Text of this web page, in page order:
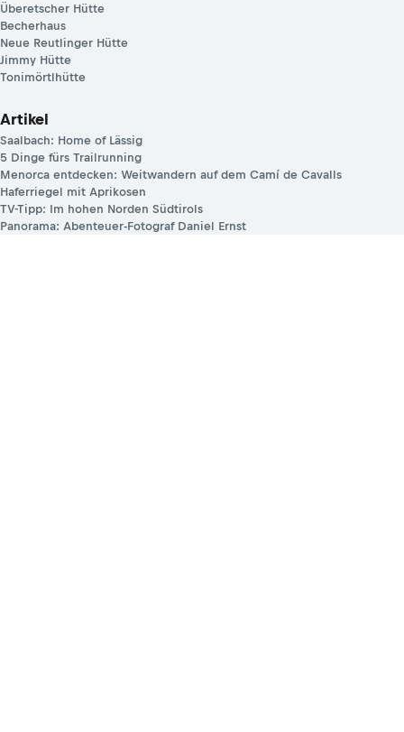
Überetscher Hütte
Becherhaus
Neue Reutlinger Hütte
Jimmy Hütte
Tonimörtlhütte
Artikel
Saalbach: Home of Lässig
5 Dinge fürs Trailrunning
Menorca entdecken: Weitwandern auf dem Camí de Cavalls
Haferriegel mit Aprikosen
TV-Tipp: Im hohen Norden Südtirols
Panorama: Abenteuer-Fotograf Daniel Ernst